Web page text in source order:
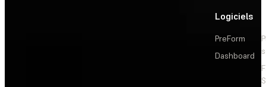
Logiciels
PreForm
Dashboard